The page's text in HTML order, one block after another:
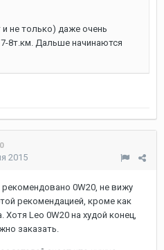
не только) даже очень
8т.км. Дальше начинаются
2015
0W20, не вижу
рекомендацией, кроме как
Хотя Leo 0W20 на худой конец,
заказать.